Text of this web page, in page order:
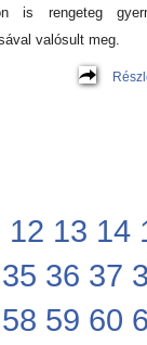
is rengeteg
valósult meg.
12 13 14
35 36 37
58 59 60